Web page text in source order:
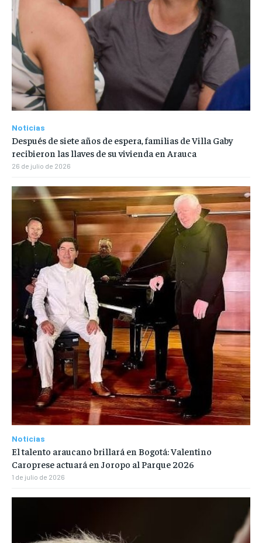
Noticias
Después de siete años de espera, familias de Villa Gaby
recibieron las llaves de su vivienda en Arauca
26 de julio de 2026
Noticias
El talento araucano brillará en Bogotá: Valentino
Caroprese actuará en Joropo al Parque 2026
1 de julio de 2026